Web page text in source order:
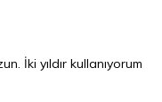
İki yıldır kullanıyorum